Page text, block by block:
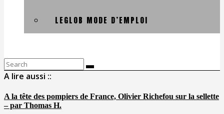
LEGLOB MODE D’EMPLOI
Search
for:
A lire aussi ::
A la tête des pompiers de France, Olivier Richefou sur la sellette
– par Thomas H.